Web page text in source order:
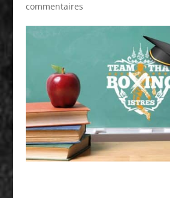
commentaires